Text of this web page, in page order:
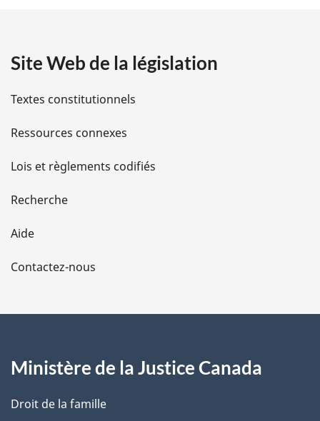
i
l
s
d
e
l
a
e
Site Web de la législation
Textes constitutionnels
Ressources connexes
Lois et règlements codifiés
Recherche
Aide
Contactez-nous
Ministère de la Justice Canada
Droit de la famille